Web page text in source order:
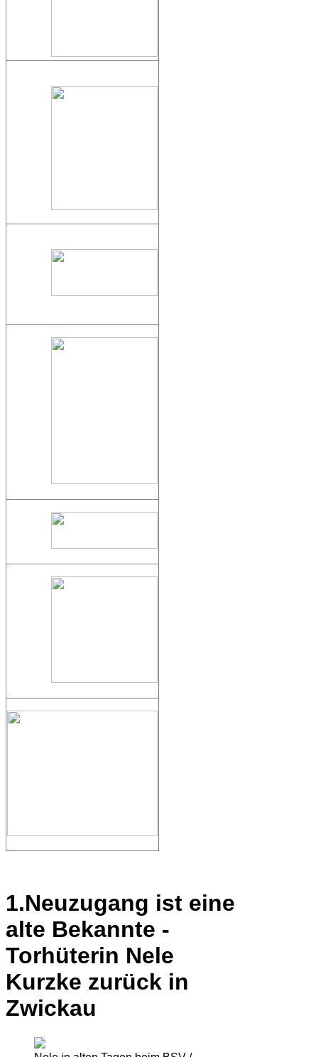
1.Neuzugang ist eine
alte Bekannte -
Torhüterin Nele
Kurzke zurück in
Zwickau